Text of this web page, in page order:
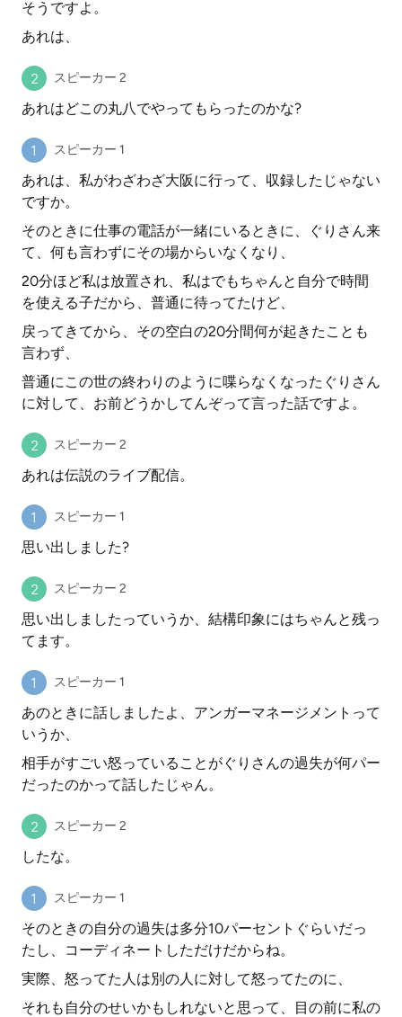
そうですよ。
あれは、
スピーカー 2
あれはどこの丸八でやってもらったのかな?
スピーカー 1
あれは、私がわざわざ大阪に行って、収録したじゃない
ですか。
そのときに仕事の電話が一緒にいるときに、ぐりさん来
て、何も言わずにその場からいなくなり、
20分ほど私は放置され、私はでもちゃんと自分で時間
を使える子だから、普通に待ってたけど、
戻ってきてから、その空白の20分間何が起きたことも
言わず、
普通にこの世の終わりのように喋らなくなったぐりさん
に対して、お前どうかしてんぞって言った話ですよ。
スピーカー 2
あれは伝説のライブ配信。
スピーカー 1
思い出しました?
スピーカー 2
思い出しましたっていうか、結構印象にはちゃんと残っ
てます。
スピーカー 1
あのときに話しましたよ、アンガーマネージメントって
いうか、
相手がすごい怒っていることがぐりさんの過失が何パー
だったのかって話したじゃん。
スピーカー 2
したな。
スピーカー 1
そのときの自分の過失は多分10パーセントぐらいだっ
たし、コーディネートしただけだからね。
実際、怒ってた人は別の人に対して怒ってたのに、
それも自分のせいかもしれないと思って、目の前に私の